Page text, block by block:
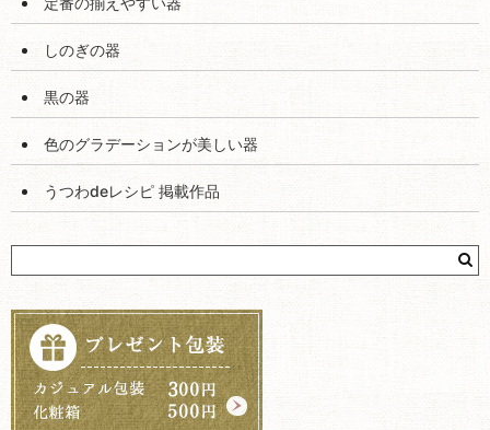
しのぎの器
黒の器
色のグラデーションが美しい器
うつわdeレシピ 掲載作品